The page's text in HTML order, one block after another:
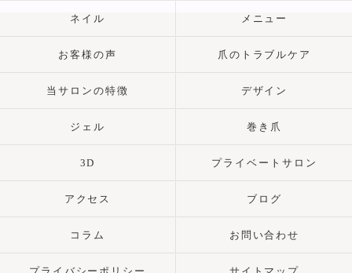
ネイル メニュー
お客様の声 爪のトラブルケア
当サロンの特徴 デザイン
ジェル 巻き爪
3D プライベートサロン
アクセス ブログ
コラム お問い合わせ